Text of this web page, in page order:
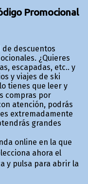
Promocional
descuentos
¿Quieres
escapadas, etc.. y
y viajes de ski
tienes que leer y
compras por
atención, podrás
extremadamente
grandes
online en la que
ahora el
y pulsa para abrir la